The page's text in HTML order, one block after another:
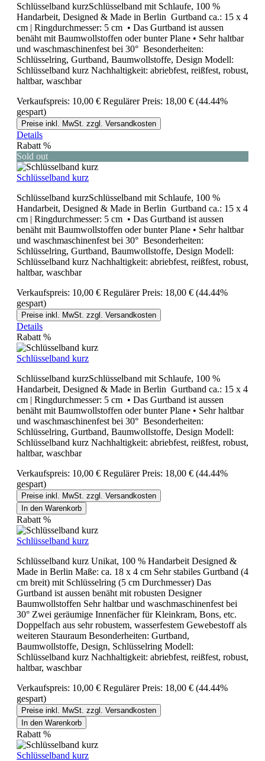
Schlüsselband kurzSchlüsselband mit Schlaufe, 100 %
Handarbeit, Designed & Made in Berlin Gurtband ca.: 15 x 4
cm | Ringdurchmesser: 5 cm • Das Gurtband ist aussen
benäht mit Baumwollstoffen oder bunter Plane • Sehr haltbar
und waschmaschinenfest bei 30° Besonderheiten:
Schlüsselring, Gurtband, Baumwollstoffe, Design Modell:
Schlüsselband kurz Nachhaltigkeit: abriebfest, reißfest, robust,
haltbar, waschbar
Verkaufspreis: 10,00 € Regulärer Preis: 18,00 € (44.44%
gespart)
Preise inkl. MwSt. zzgl. Versandkosten
Details
Rabatt %
Sold out
Schlüsselband kurz
Schlüsselband kurzSchlüsselband mit Schlaufe, 100 %
Handarbeit, Designed & Made in Berlin Gurtband ca.: 15 x 4
cm | Ringdurchmesser: 5 cm • Das Gurtband ist aussen
benäht mit Baumwollstoffen oder bunter Plane • Sehr haltbar
und waschmaschinenfest bei 30° Besonderheiten:
Schlüsselring, Gurtband, Baumwollstoffe, Design Modell:
Schlüsselband kurz Nachhaltigkeit: abriebfest, reißfest, robust,
haltbar, waschbar
Verkaufspreis: 10,00 € Regulärer Preis: 18,00 € (44.44%
gespart)
Preise inkl. MwSt. zzgl. Versandkosten
Details
Rabatt %
Schlüsselband kurz
Schlüsselband kurzSchlüsselband mit Schlaufe, 100 %
Handarbeit, Designed & Made in Berlin Gurtband ca.: 15 x 4
cm | Ringdurchmesser: 5 cm • Das Gurtband ist aussen
benäht mit Baumwollstoffen oder bunter Plane • Sehr haltbar
und waschmaschinenfest bei 30° Besonderheiten:
Schlüsselring, Gurtband, Baumwollstoffe, Design Modell:
Schlüsselband kurz Nachhaltigkeit: abriebfest, reißfest, robust,
haltbar, waschbar
Verkaufspreis: 10,00 € Regulärer Preis: 18,00 € (44.44%
gespart)
Preise inkl. MwSt. zzgl. Versandkosten
In den Warenkorb
Rabatt %
Schlüsselband kurz
Schlüsselband kurz Unikat, 100 % Handarbeit Designed &
Made in Berlin Maße: ca. 18 x 4 cm Sehr stabiles Gurtband (4
cm breit) mit Schlüsselring (5 cm Durchmesser) Das
Gurtband ist aussen benäht mit robusten Designer
Baumwollstoffen Sehr haltbar und waschmaschinenfest bei
30° Zwei geräumige Innenfächer für Kleinkram, Bons, etc.
Doppelfach aus sehr robustem, wasserfestem Gewebestoff als
weiteren Stauraum Besonderheiten: Gurtband,
Baumwollstoffe, Design, Schlüsselring Modell:
Schlüsselband kurz Nachhaltigkeit: abriebfest, reißfest, robust,
haltbar, waschbar
Verkaufspreis: 10,00 € Regulärer Preis: 18,00 € (44.44%
gespart)
Preise inkl. MwSt. zzgl. Versandkosten
In den Warenkorb
Rabatt %
Schlüsselband kurz